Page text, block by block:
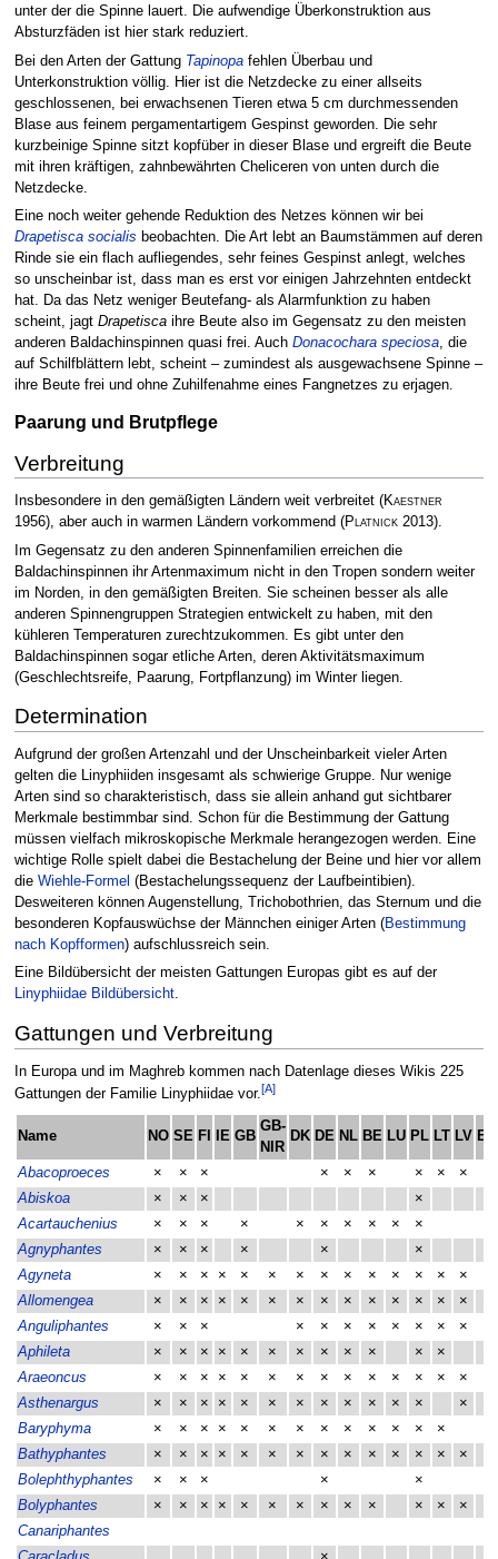
unter der die Spinne lauert. Die aufwendige Überkonstruktion aus
Absturzfäden ist hier stark reduziert.
Bei den Arten der Gattung Tapinopafehlen Überbau und
Unterkonstruktion völlig. Hier ist die Netzdecke zu einer allseits
geschlossenen, bei erwachsenen Tieren etwa 5 cm durchmessenden
Blase aus feinem pergamentartigem Gespinst geworden. Die sehr
kurzbeinige Spinne sitzt kopfüber in dieser Blase und ergreift die Beute
mit ihren kräftigen, zahnbewährten Cheliceren von unten durch die
Netzdecke.
Eine noch weiter gehende Reduktion des Netzes können wir bei
Drapetisca socialis beobachten. Die Art lebt an Baumstämmen auf deren
Rinde sie ein flach aufliegendes, sehr feines Gespinst anlegt, welches
so unscheinbar ist, dass man es erst vor einigen Jahrzehnten entdeckt
hat. Da das Netz weniger Beutefang- als Alarmfunktion zu haben
scheint, jagt Drapetiscaihre Beute also im Gegensatz zu den meisten
anderen Baldachinspinnen quasi frei. Auch Donacochara speciosa, die
auf Schilfblättern lebt, scheint – zumindest als ausgewachsene Spinne –
ihre Beute frei und ohne Zuhilfenahme eines Fangnetzes zu erjagen.
Paarung und Brutpflege
Verbreitung
Insbesondere in den gemäßigten Ländern weit verbreitet (Kaestner
1956), aber auch in warmen Ländern vorkommend (Platnick2013).
Im Gegensatz zu den anderen Spinnenfamilien erreichen die
Baldachinspinnen ihr Artenmaximum nicht in den Tropen sondern weiter
im Norden, in den gemäßigten Breiten. Sie scheinen besser als alle
anderen Spinnengruppen Strategien entwickelt zu haben, mit den
kühleren Temperaturen zurechtzukommen. Es gibt unter den
Baldachinspinnen sogar etliche Arten, deren Aktivitätsmaximum
(Geschlechtsreife, Paarung, Fortpflanzung) im Winter liegen.
Determination
Aufgrund der großen Artenzahl und der Unscheinbarkeit vieler Arten
gelten die Linyphiiden insgesamt als schwierige Gruppe. Nur wenige
Arten sind so charakteristisch, dass sie allein anhand gut sichtbarer
Merkmale bestimmbar sind. Schon für die Bestimmung der Gattung
müssen vielfach mikroskopische Merkmale herangezogen werden. Eine
wichtige Rolle spielt dabei die Bestachelung der Beine und hier vor allem
die Wiehle-Formel (Bestachelungssequenz der Laufbeintibien).
Desweiteren können Augenstellung, Trichobothrien, das Sternum und die
besonderen Kopfauswüchse der Männchen einiger Arten (Bestimmung
nach Kopfformen) aufschlussreich sein.
Eine Bildübersicht der meisten Gattungen Europas gibt es auf der
Linyphiidae Bildübersicht.
Gattungen und Verbreitung
In Europa und im Maghreb kommen nach Datenlage dieses Wikis 225
Gattungen der Familie Linyphiidae vor.[A]
Name NO SE FI IE GB
GB-
NIR
DK DE NL BE LU PL LT LV EE
Abacoproeces × × × × × × × × ×
Abiskoa
× × ×
×
Acartauchenius
× × × × × × × × ×
×
Agnyphantes
× × × × ×
×
Agyneta
× × × × × × × × × × × × × ×
Allomengea
× × × × × × × × × × × × × ×
Anguliphantes
× × × × × × × × × × ×
Aphileta
× × × × × × × × × × × ×
Araeoncus
× × × × × × × × × × × × × ×
Asthenargus
× × × × × × × × × × × × ×
Baryphyma
× × × × × × × × × × × × ×
Bathyphantes
× × × × × × × × × × × × × ×
Bolephthyphantes
× × × × ×
Bolyphantes
× × × × × × × × × × × × ×
Canariphantes